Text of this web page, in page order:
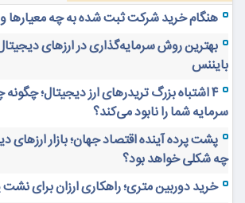
هنگام خرید شرکت ثبت شده به چه معیارها
بهترین روش سرمایه‌گذاری در ارزهای دیجیتال
بایننس
۴ اشتباه بزرگ تریدرهای ارز دیجیتال؛
سرمایه شما را نابود می‌کند؟
چه شکلی خواهد بود؟
خرید دوربین متری؛ راهکاری ارزان برای نشت